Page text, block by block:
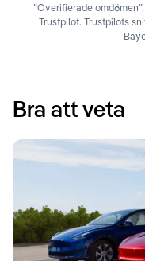
”Overifierade
Trustpilot. Trustpilots
Bra att veta